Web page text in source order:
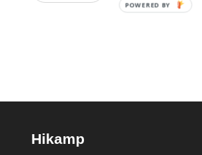
Hikamp
POWERED BY